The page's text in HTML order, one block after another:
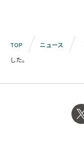
TOP ニュース
した。